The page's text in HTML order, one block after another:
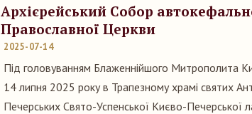
Архієрейський Собор
Православної Церкви
2025-07-14
Під головуванням Блаженнійшого Митрополита
14 липня 2025 року в Трапезному храмі святих
Печерських Свято-Успенської Києво-Печерської